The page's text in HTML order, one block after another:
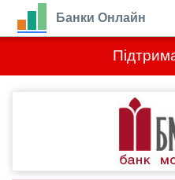
Банки Онлайн